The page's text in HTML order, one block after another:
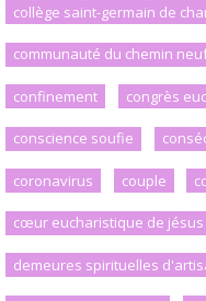
collège saint-germain de
communauté du chemin
confinement congrès
conscience soufie
coronavirus couple
cœur eucharistique de jésus
demeures spirituelles